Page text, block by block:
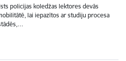
policijas koledžas lektores devās
lai iepazītos ar studiju procesa